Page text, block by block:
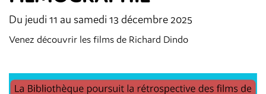
Du jeudi 11 au samedi 13 décembre 2025
Venez découvrir les films de Richard Dindo